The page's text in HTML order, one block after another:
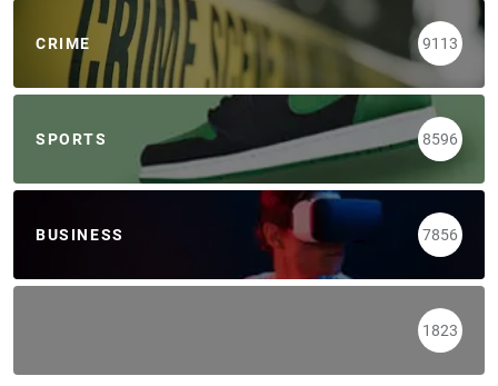
CRIME 9113
SPORTS 8596
BUSINESS 7856
1823